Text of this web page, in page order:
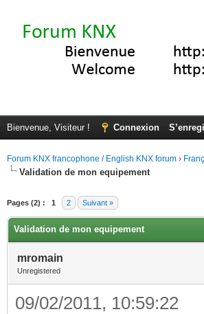
Bienvenue, Visiteur ! Connexion
Forum KNX francophone / English KNX forum ›
Validation de mon equipement
Pages (2) : 1 2 Suivant »
Validation de mon equipement
mromain
Unregistered
09/02/2011, 10:59:22